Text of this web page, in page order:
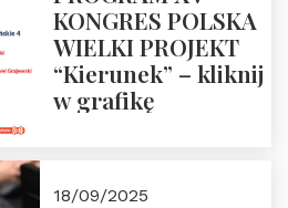
KONGRES POLSKA
WIELKI PROJEKT
“Kierunek” – kliknij
w grafikę
18/09/2025